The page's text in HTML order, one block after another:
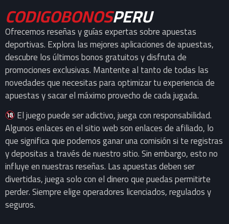
CODIGOBONOSPERU
Ofrecemos reseñas y guías expertas sobre apuestas
deportivas. Explora las mejores aplicaciones de apuestas,
descubre los últimos bonos gratuitos y disfruta de
promociones exclusivas. Mantente al tanto de todas las
novedades que necesitas para optimizar tu experiencia de
apuestas y sacar el máximo provecho de cada jugada.
El juego puede ser adictivo, juega con responsabilidad.
Algunos enlaces en el sitio web son enlaces de afiliado, lo
que significa que podemos ganar una comisión si te registras
y depositas a través de nuestro sitio. Sin embargo, esto no
influye en nuestras reseñas. Las apuestas deben ser
divertidas, juega solo con el dinero que puedas permitirte
perder. Siempre elige operadores licenciados, regulados y
seguros.